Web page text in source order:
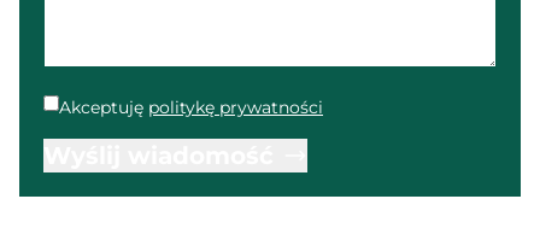
Akceptuję politykę prywatności